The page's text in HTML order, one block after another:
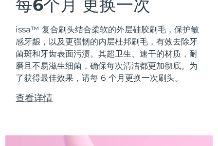
每6个月 更换一次
issa™ 复合刷头结合柔软的外层硅胶刷毛，保护敏
感牙龈，以及更强韧的内层杜邦刷毛，有效去除牙
菌斑和牙齿表面污渍。其超卫生、速干的材质，耐
磨且不易滋生细菌，确保每次清洁都更加彻底。为
了获得最佳效果，请每 6 个月更换一次刷头。
查看详情